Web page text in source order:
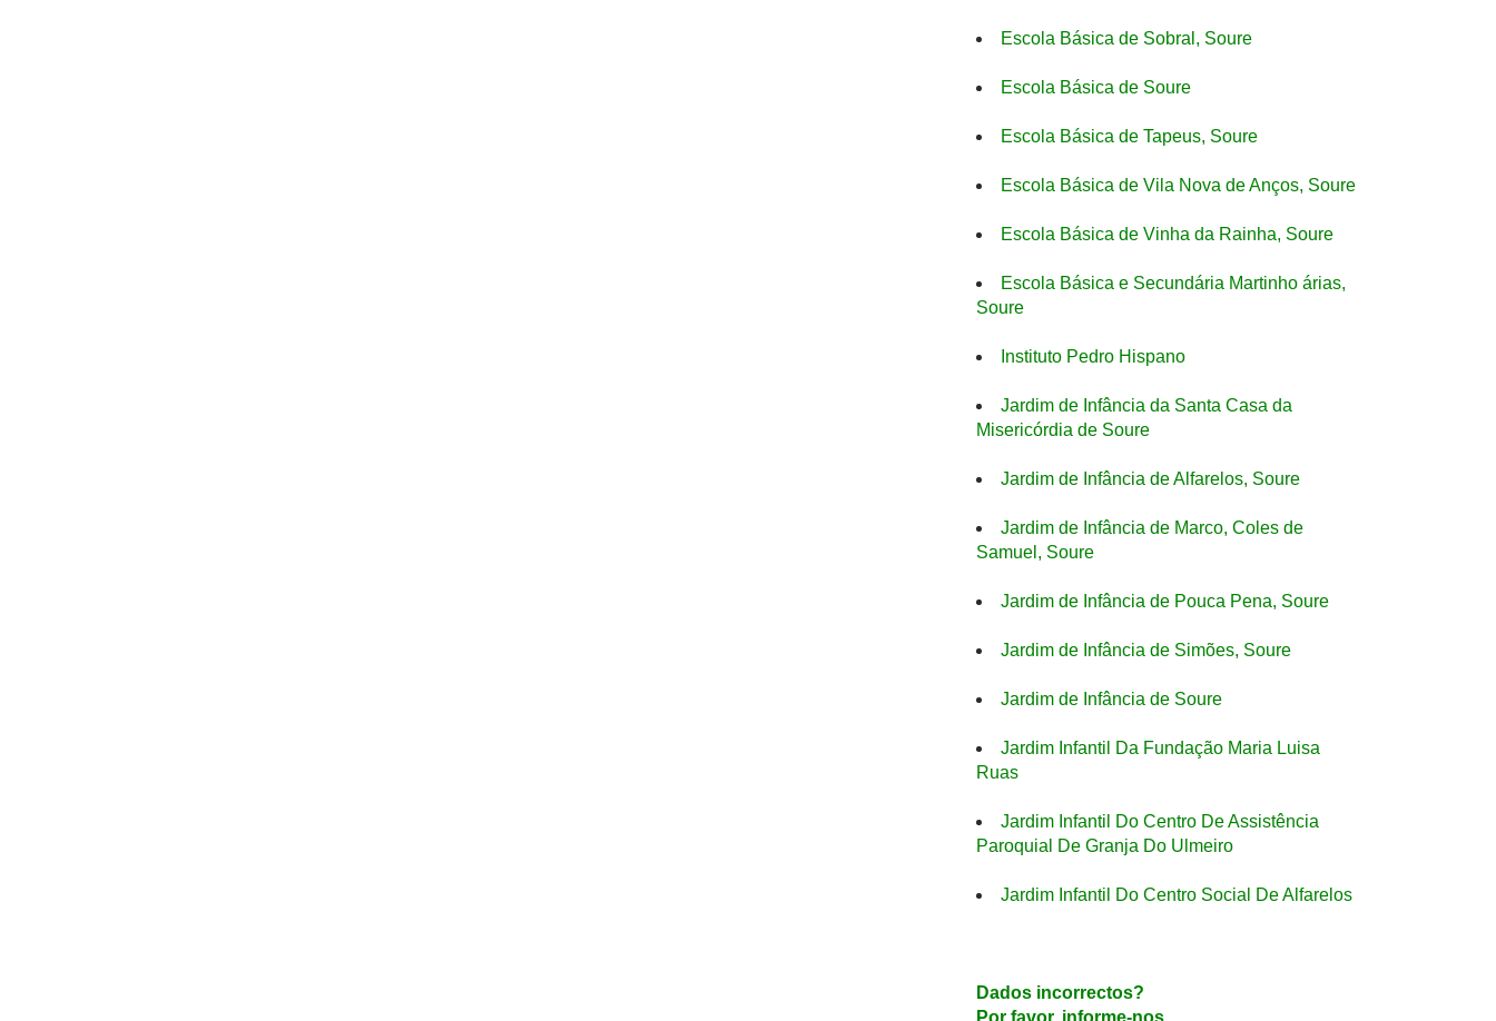
Escola Básica de Sobral, Soure
Escola Básica de Soure
Escola Básica de Tapeus, Soure
Escola Básica de Vila Nova de Anços, Soure
Escola Básica de Vinha da Rainha, Soure
Escola Básica e Secundária Martinho árias,
Soure
Instituto Pedro Hispano
Jardim de Infância da Santa Casa da
Misericórdia de Soure
Jardim de Infância de Alfarelos, Soure
Jardim de Infância de Marco, Coles de
Samuel, Soure
Jardim de Infância de Pouca Pena, Soure
Jardim de Infância de Simões, Soure
Jardim de Infância de Soure
Jardim Infantil Da Fundação Maria Luisa
Ruas
Jardim Infantil Do Centro De Assistência
Paroquial De Granja Do Ulmeiro
Jardim Infantil Do Centro Social De Alfarelos
Dados incorrectos?
Por favor, informe-nos.